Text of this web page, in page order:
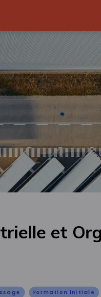
et
Formation initiale